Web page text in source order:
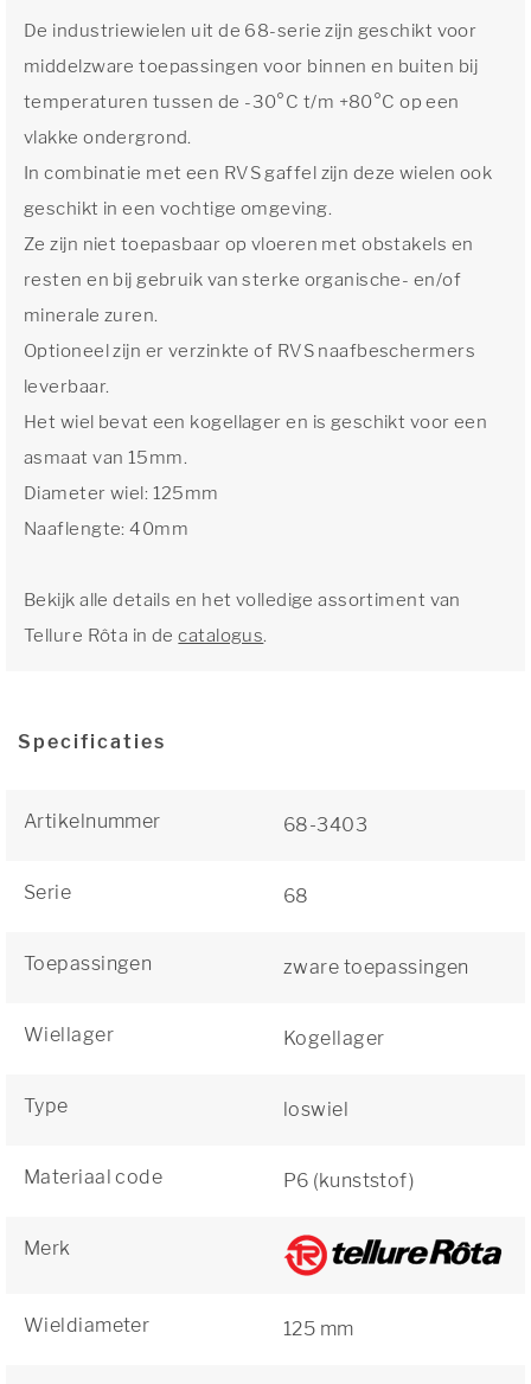
De industriewielen uit de 68-serie zijn geschikt voor
middelzware toepassingen voor binnen en buiten bij
temperaturen tussen de -30°C t/m +80°C op een
vlakke ondergrond.
In combinatie met een RVS gaffel zijn deze wielen ook
geschikt in een vochtige omgeving.
Ze zijn niet toepasbaar op vloeren met obstakels en
resten en bij gebruik van sterke organische- en/of
minerale zuren.
Optioneel zijn er verzinkte of RVS naafbeschermers
leverbaar.
Het wiel bevat een kogellager en is geschikt voor een
asmaat van 15mm.
Diameter wiel: 125mm
Naaflengte: 40mm
Bekijk alle details en het volledige assortiment van
Tellure Rôta in decatalogus.
Specificaties
Artikelnummer 68-3403
Serie 68
Toepassingen zware toepassingen
Wiellager Kogellager
Type loswiel
Materiaal code P6 (kunststof)
Merk
Wieldiameter 125 mm